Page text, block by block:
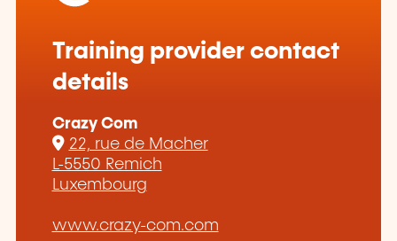
Training provider contact
details
Crazy Com
22, rue de Macher
L-5550 Remich
Luxembourg
www.crazy-com.com